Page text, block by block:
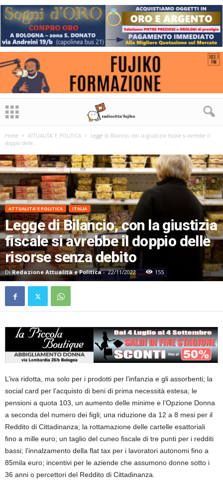
Home ATTUALITA' E POLITICA
Legge di Bilancio, con la giustizia fiscale si avrebbe il
doppio delle...
ATTUALITA' E POLITICA ITALIA
Legge di Bilancio, con la giustizia
fiscale si avrebbe il doppio delle
risorse senza debito
Di Redazione Attualità e Politica- 22/11/2022 155
L’iva ridotta, ma solo per i prodotti per l’infanzia e gli assorbenti; la
social card per l’acquisto di beni di prima necessità estesa; le
pensioni a quota 103, un aumento delle minime e l’Opzione Donna
a seconda del numero dei figli; una riduzione da 12 a 8 mesi per il
Reddito di Cittadinanza; la rottamazione delle cartelle esattoriali
fino a mille euro; un taglio del cuneo fiscale di tre punti per i redditi
bassi; l’innalzamento della flat tax per i lavoratori autonomi fino a
85mila euro; incentivi per le aziende che assumono donne sotto i
36 anni o percettori del Reddito di Cittadinanza.